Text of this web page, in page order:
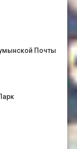
Почты